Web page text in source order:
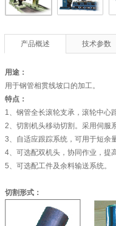
产品概述 技术参数
用途：
用于钢管相贯线坡口的加工。
特点：
1、钢管全长滚轮支承，滚轮中心
2、切割机头移动切割。采用伺服
3、自适应跟踪系统，可用于短余
4、可选配双机头，协同作业，提
5、可选配工件及余料输送系统。
切割形式：